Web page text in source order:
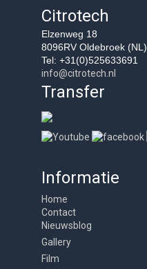
Citrotech
Elzenweg 18
8096RV Oldebroek (NL)
Tel: +31(0)525633691
info@citrotech.nl
Transfer
Informatie
Home
Contact
Nieuwsblog
Gallery
Film